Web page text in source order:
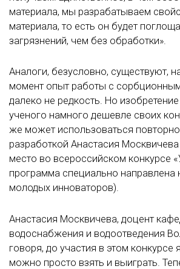
материала, мы разрабатываем
материала, то есть он будет
загрязнений, чем без обработки».
Аналоги, безусловно, существуют,
момент опыт работы с
далеко не редкость. Но
ученого намного дешевле своих
же может использоваться
разработкой Анастасия
место во всероссийском конкурсе
программа специально направлена
молодых инноваторов).
Анастасия Москвичева, доцент
водоснабжения и водоотведения
говоря, до участия в этом конкурсе
можно просто взять и выиграть.